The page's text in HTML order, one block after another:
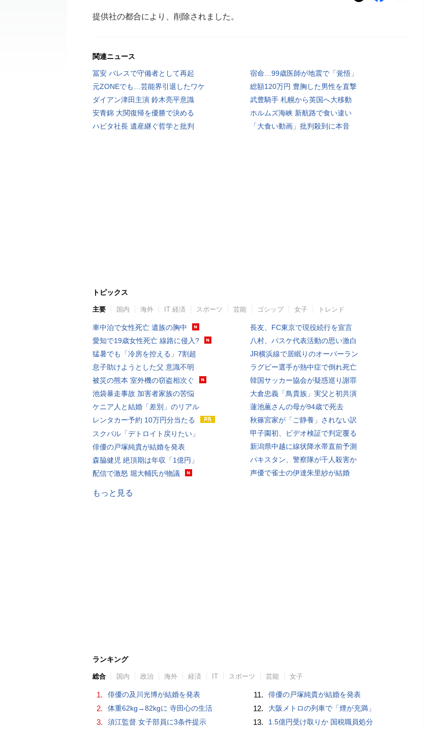
提供社の都合により、削除されました。
関連ニュース
冨安 パレスで守備者として再起
宿命…99歳医師が地震で「覚悟」
元ZONEでも…芸能界引退したワケ
総額120万円 豊胸した男性を直撃
ダイアン津田主演 鈴木亮平意識
武豊騎手 札幌から英国へ大移動
安青錦 大関復帰を優勝で決める
ホルムズ海峡 新航路で食い違い
ハビタ社長 遺産継ぐ哲学と批判
「大食い動画」批判殺到に本音
トピックス
主要 国内 海外 IT 経済 スポーツ 芸能 ゴシップ 女子 トレンド
車中泊で女性死亡 遺族の胸中
愛知で19歳女性死亡 線路に侵入?
猛暑でも「冷房を控える」7割超
息子助けようとした父 意識不明
被災の熊本 室外機の窃盗相次ぐ
池袋暴走事故 加害者家族の苦悩
ケニア人と結婚「差別」のリアル
レンタカー予約 10万円分当たる
スクバル「デトロイト戻りたい」
俳優の戸塚純貴が結婚を発表
森脇健児 絶頂期は年収「1億円」
配信で激怒 堀大輔氏が物議
長友、FC東京で現役続行を宣言
八村、バスケ代表活動の思い激白
JR横浜線で居眠りのオーバーラン
ラグビー選手が熱中症で倒れ死亡
韓国サッカー協会が疑惑巡り謝罪
大倉忠義「鳥貴族」実父と初共演
蓮池薫さんの母が94歳で死去
秋篠宮家が「ご静養」されない訳
甲子園初、ビデオ検証で判定覆る
新潟県中越に線状降水帯直前予測
パキスタン、警察隊が千人殺害か
声優で雀士の伊達朱里紗が結婚
もっと見る
ランキング
総合 国内 政治 海外 経済 IT スポーツ 芸能 女子
1. 俳優の及川光博が結婚を発表
2. 体重62kg→82kgに 寺田心の生活
3. 須江監督 女子部員に3条件提示
11. 俳優の戸塚純貴が結婚を発表
12. 大阪メトロの列車で「煙が充満」
13. 1.5億円受け取りか 国税職員処分